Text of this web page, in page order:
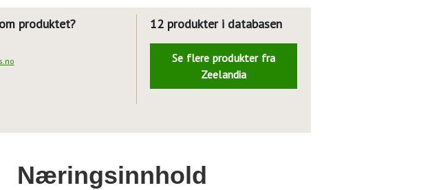
produktet?
12 produkter i databasen
Se flere produkter fra
Zeelandia
Næringsinnhold